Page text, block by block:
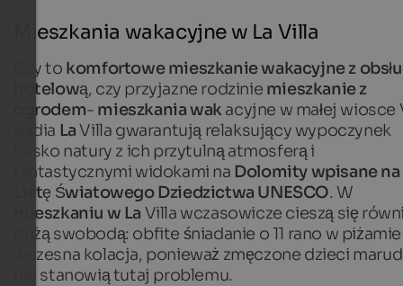
Mieszkania wakacyjne w La Villa
Czy to komfortowe mieszkanie wakacyjne z
hotelową, czy przyjazne rodzinie mieszkanie z
ogrodem- mieszkania wakacyjne w małej wiosce
Badia LaVilla gwarantują relaksujący wypoczynek
blisko natury z ich przytulną atmosferą i
fantastycznymi widokami na Dolomity wpisane na
Listę Światowego Dziedzictwa UNESCO. W
mieszkaniu w La Villa wczasowicze cieszą się
dużą swobodą: obfite śniadanie o 11 rano w
wczesna kolacja, ponieważ zmęczone dzieci
nie stanowią tutaj problemu.